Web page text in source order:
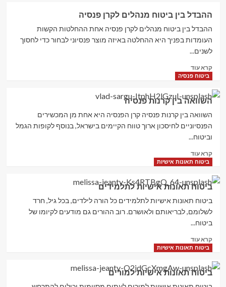
פנסיה
לעצמאים
ההבדל בין ביטוח מנהלים לקרן פנסיה
ההבדל בין ביטוח מנהלים לקרן פנסיה אחת ההחלטות הקשות
העומדות בפניך היא ההחלטה באיזה מוצר פנסיוני לבחור כדי לחסוך
לשנים...
קרא עודRead
more
ההבדל
בין
ביטוח
מנהלים
ביטוח פנסיה
השוואה בין קרנות פנסיה
השוואה בין קרנות פנסיה קרן הפנסיה היא אחת מן המכשירים
הפנסיוניים לחיסכון ארוך טווח הקיימים בישראל, בנוסף לקופות הגמל
וביטוח...
קרא עודRead
more
השוואה
בין
קרנות
פנסיה
ביטוח תאונות אישיות
ביטוח תאונות אישיות לתלמידים
ביטוח תאונות אישיות לתלמידים כל הורה לילדים, בכל גיל, חרד
לשלומם, לבריאותם ולאושרם. רוב ההורים גם מודעים לקיומו של
ביטוח...
קרא עודRead
more
ביטוח
תאונות
ביטוח תאונות אישיות
ביטוח תאונות אישיות למורים